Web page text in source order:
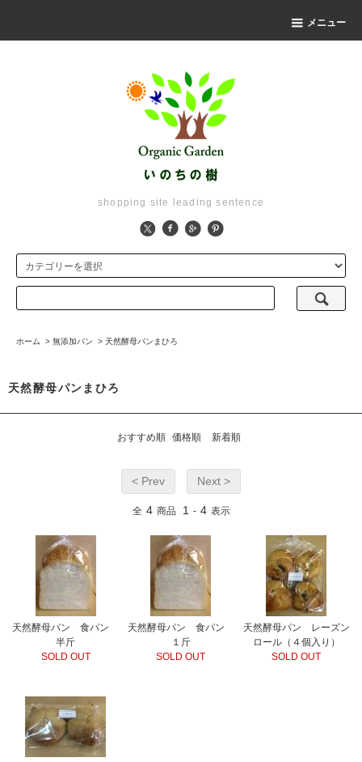
メニュー
shopping site leading sentence
ホーム > 無添加パン > 天然酵母パンまひろ
天然酵母パンまひろ
おすすめ順 価格順 新着順
< Prev Next >
全 4 商品 1 - 4 表示
天然酵母パン 食パン
半斤
SOLD OUT
天然酵母パン 食パン
１斤
SOLD OUT
天然酵母パン レーズン
ロール（４個入り）
SOLD OUT